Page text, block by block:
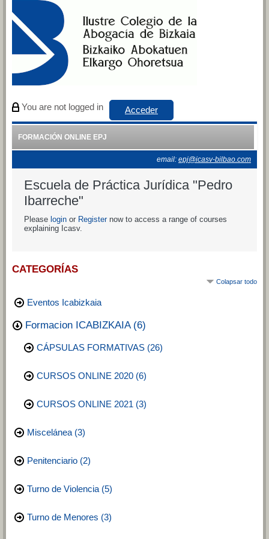
Salta al contenido principal
You are not logged in Acceder
FORMACIÓN ONLINE EPJ
email: epj@icasv-bilbao.com
Escuela de Práctica Jurídica "Pedro
Ibarreche"
Please login or Registernow to access a range of courses
explaining Icasv.
CATEGORÍAS
Colapsar todo
Eventos Icabizkaia
Formacion ICABIZKAIA(6)
CÁPSULAS FORMATIVAS (26)
CURSOS ONLINE 2020 (6)
CURSOS ONLINE 2021 (3)
Miscelánea (3)
Penitenciario (2)
Turno de Violencia (5)
Turno de Menores (3)